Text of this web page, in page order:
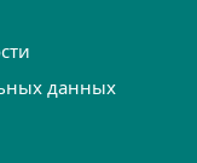
данных